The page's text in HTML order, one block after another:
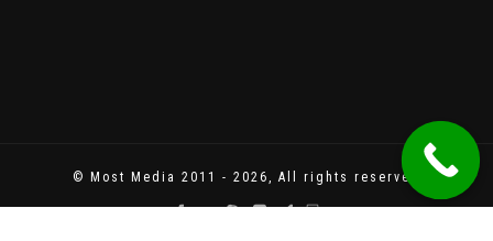
© Most Media 2011 - 2026, All rights reserved